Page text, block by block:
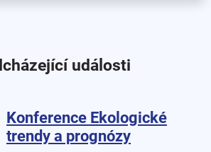
události
Konference Ekologické
trendy a prognózy